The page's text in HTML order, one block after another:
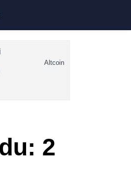
Altcoin Haberleri
Altcoin
2